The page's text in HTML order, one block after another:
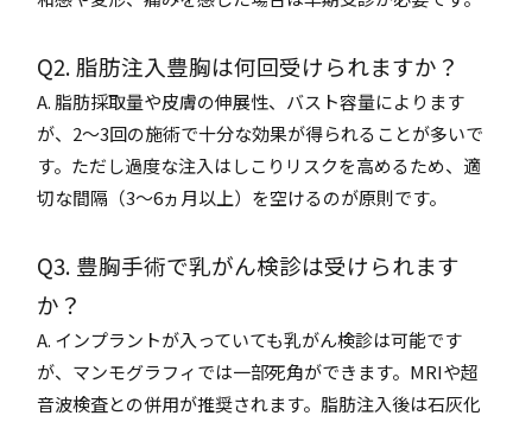
Q2. 脂肪注入豊胸は何回受けられますか？
A. 脂肪採取量や皮膚の伸展性、バスト容量によります
が、2～3回の施術で十分な効果が得られることが多いで
す。ただし過度な注入はしこりリスクを高めるため、適
切な間隔（3～6ヵ月以上）を空けるのが原則です。
Q3. 豊胸手術で乳がん検診は受けられます
か？
A. インプラントが入っていても乳がん検診は可能です
が、マンモグラフィでは一部死角ができます。MRIや超
音波検査との併用が推奨されます。脂肪注入後は石灰化